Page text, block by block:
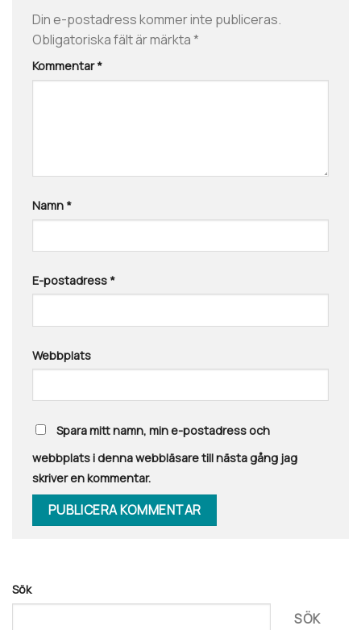
Din e-postadress kommer inte publiceras.
Obligatoriska fält är märkta*
Kommentar*
Namn *
E-postadress *
Webbplats
Spara mitt namn, min e-postadress och
webbplats i denna webbläsare till nästa gång jag
skriver en kommentar.
Sök
SÖK